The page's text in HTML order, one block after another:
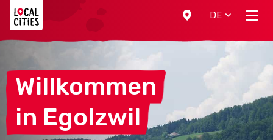
DE
Willkommen
in Egolzwil